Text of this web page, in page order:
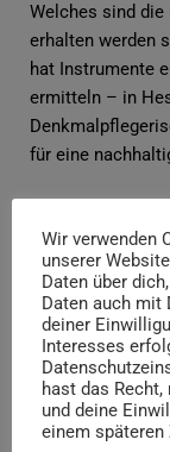
Welches sind die
erhalten werden
hat Instrumente
ermitteln – in
für eine
Denkmal“. Die
Aufnahme
27. Februar
Tagung
städtebaulichen
vor allem aber
Beim
Wir verwenden
unserer
Daten über
Daten auch mit
deiner
Interesses
hast das
und deine
einem späteren